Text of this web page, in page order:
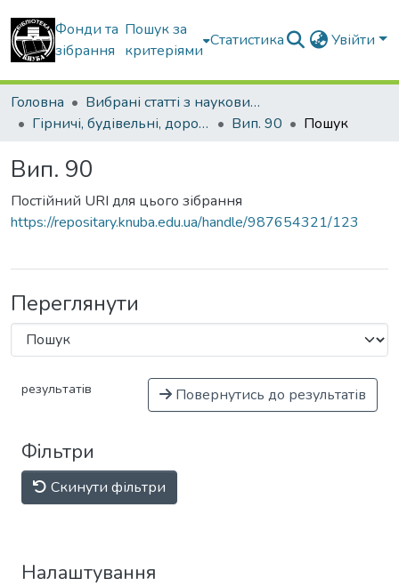
Фонди та
зібрання
Пошук за
критеріями
Статистика Увійти
Головна
Вибрані статті з наукових збірників КНУБА
Гірничі, будівельні, дорожні та меліоративні машини
Вип. 90 Пошук
Вип. 90
Постійний URI для цього зібрання
https://repositary.knuba.edu.ua/handle/987654321/123
Переглянути
результатів Повернутись до результатів
Фільтри
Скинути фільтри
Налаштування